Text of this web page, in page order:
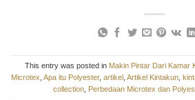
This entry was posted in Makin Pintar Dari Kamar
Microtex Apa itu Polyester, artikel Artikel Kintakun
collection, Perbedaan Microtex dan